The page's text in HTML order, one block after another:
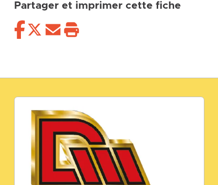
Partager et imprimer cette fiche